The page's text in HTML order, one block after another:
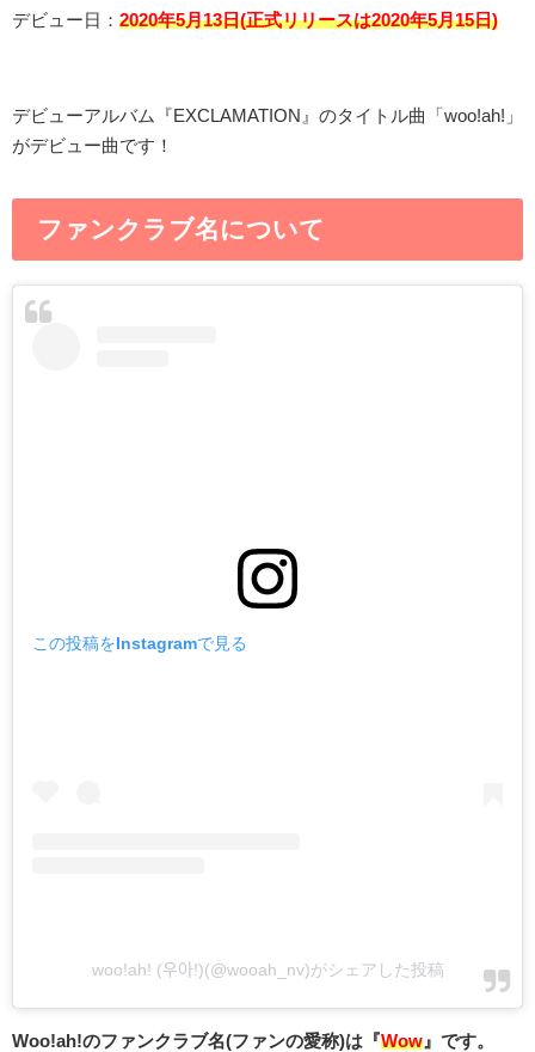
デビュー日： 2020年5月13日(正式リリースは2020年5月15日)
デビューアルバム『EXCLAMATION』のタイトル曲「woo!ah!」
がデビュー曲です！
ファンクラブ名について
この投稿をInstagramで見る
woo!ah! (우아!)(@wooah_nv)がシェアした投稿
Woo!ah!のファンクラブ名(ファンの愛称)は『Wow 』 です。